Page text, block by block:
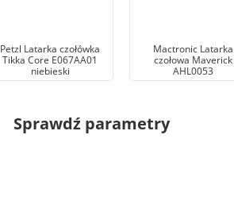
Petzl Latarka czołówka
Tikka Core E067AA01
niebieski
Mactronic Latarka
czołowa Maverick
AHL0053
Sprawdź parametry